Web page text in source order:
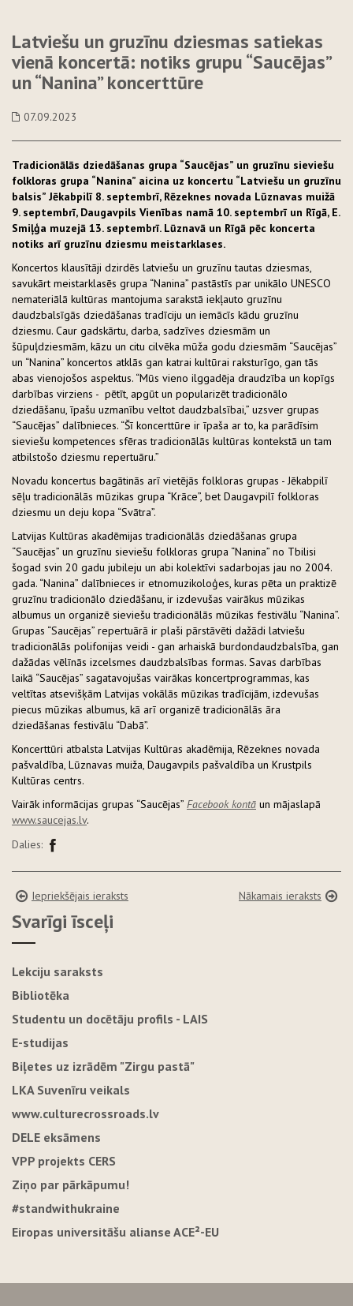
Latviešu un gruzīnu dziesmas satiekas
vienā koncertā: notiks grupu “Saucējas”
un “Nanina” koncerttūre
07.09.2023
Tradicionālās dziedāšanas grupa “Saucējas” un gruzīnu sieviešu
folkloras grupa “Nanina” aicina uz koncertu “Latviešu un gruzīnu
balsis” Jēkabpilī 8. septembrī, Rēzeknes novada Lūznavas muižā
9. septembrī, Daugavpils Vienības namā 10. septembrī un Rīgā, E.
Smiļģa muzejā 13. septembrī. Lūznavā un Rīgā pēc koncerta
notiks arī gruzīnu dziesmu meistarklases.
Koncertos klausītāji dzirdēs latviešu un gruzīnu tautas dziesmas,
savukārt meistarklasēs grupa “Nanina” pastāstīs par unikālo UNESCO
nemateriālā kultūras mantojuma sarakstā iekļauto gruzīnu
daudzbalsīgās dziedāšanas tradīciju un iemācīs kādu gruzīnu
dziesmu. Caur gadskārtu, darba, sadzīves dziesmām un
šūpuļdziesmām, kāzu un citu cilvēka mūža godu dziesmām “Saucējas”
un “Nanina” koncertos atklās gan katrai kultūrai raksturīgo, gan tās
abas vienojošos aspektus. “Mūs vieno ilggadēja draudzība un kopīgs
darbības virziens - pētīt, apgūt un popularizēt tradicionālo
dziedāšanu, īpašu uzmanību veltot daudzbalsībai,” uzsver grupas
“Saucējas” dalībnieces. “Šī koncerttūre ir īpaša ar to, ka parādīsim
sieviešu kompetences sfēras tradicionālās kultūras kontekstā un tam
atbilstošo dziesmu repertuāru.”
Novadu koncertus bagātinās arī vietējās folkloras grupas - Jēkabpilī
sēļu tradicionālās mūzikas grupa “Krāce”, bet Daugavpilī folkloras
dziesmu un deju kopa “Svātra”.
Latvijas Kultūras akadēmijas tradicionālās dziedāšanas grupa
“Saucējas” un gruzīnu sieviešu folkloras grupa “Nanina” no Tbilisi
šogad svin 20 gadu jubileju un abi kolektīvi sadarbojas jau no 2004.
gada. “Nanina” dalībnieces ir etnomuzikoloģes, kuras pēta un praktizē
gruzīnu tradicionālo dziedāšanu, ir izdevušas vairākus mūzikas
albumus un organizē sieviešu tradicionālās mūzikas festivālu “Nanina”.
Grupas “Saucējas” repertuārā ir plaši pārstāvēti dažādi latviešu
tradicionālās polifonijas veidi - gan arhaiskā burdondaudzbalsība, gan
dažādas vēlīnās izcelsmes daudzbalsības formas. Savas darbības
laikā “Saucējas” sagatavojušas vairākas koncertprogrammas, kas
veltītas atsevišķām Latvijas vokālās mūzikas tradīcijām, izdevušas
piecus mūzikas albumus, kā arī organizē tradicionālās āra
dziedāšanas festivālu “Dabā”.
Koncerttūri atbalsta Latvijas Kultūras akadēmija, Rēzeknes novada
pašvaldība, Lūznavas muiža, Daugavpils pašvaldība un Krustpils
Kultūras centrs.
Vairāk informācijas grupas “Saucējas” Facebook kontā un mājaslapā
www.saucejas.lv.
Dalies:
Iepriekšējais ieraksts Nākamais ieraksts
Svarīgi īsceļi
Lekciju saraksts
Bibliotēka
Studentu un docētāju profils - LAIS
E-studijas
Biļetes uz izrādēm "Zirgu pastā"
LKA Suvenīru veikals
www.culturecrossroads.lv
DELE eksāmens
VPP projekts CERS
Ziņo par pārkāpumu!
#standwithukraine
Eiropas universitāšu alianse ACE²-EU